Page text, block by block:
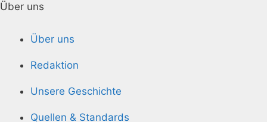
Über uns
Über uns
Redaktion
Unsere Geschichte
Quellen & Standards